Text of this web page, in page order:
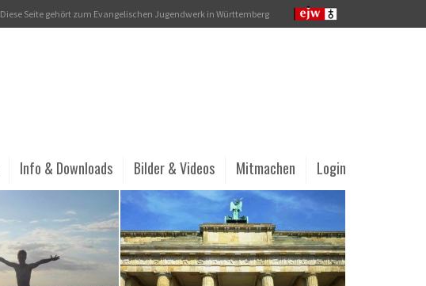
Diese Seite gehört zum Evangelischen Jugendwerk in Württemberg
Info & Downloads Bilder & Videos Mitmachen Login